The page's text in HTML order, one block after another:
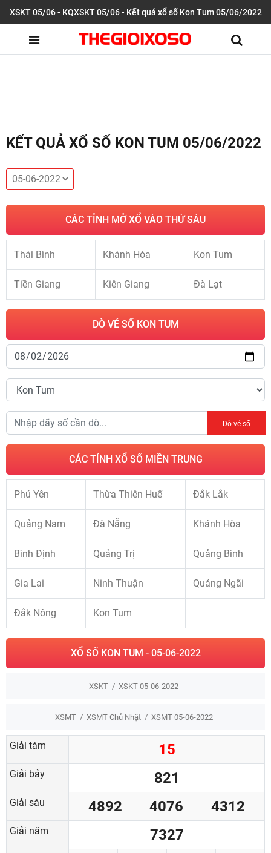
XSKT 05/06 - KQXSKT 05/06 - Kết quả xổ số Kon Tum 05/06/2022
KẾT QUẢ XỔ SỐ KON TUM 05/06/2022
CÁC TỈNH MỞ XỔ VÀO THỨ SÁU
Thái Bình Khánh Hòa Kon Tum
Tiền Giang Kiên Giang Đà Lạt
DÒ VÉ SỐ KON TUM
Dò vé số
CÁC TỈNH XỔ SỐ MIỀN TRUNG
Phú Yên Thừa Thiên Huế Đắk Lắk
Quảng Nam Đà Nẵng Khánh Hòa
Bình Định Quảng Trị Quảng Bình
Gia Lai Ninh Thuận Quảng Ngãi
Đắk Nông Kon Tum
XỔ SỐ KON TUM - 05-06-2022
XSKT XSKT 05-06-2022
XSMT XSMT Chủ Nhật XSMT 05-06-2022
Giải tám 15
Giải bảy 821
Giải sáu 4892 4076 4312
Giải năm 7327